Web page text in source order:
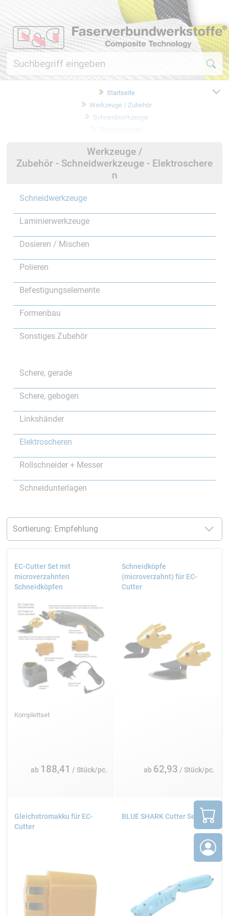
Startseite
Werkzeuge / Zubehör
Schneidwerkzeuge
Werkzeuge /
Zubehör - Schneidwerkzeuge - Elektroschere
n
Schneidwerkzeuge
Laminierwerkzeuge
Dosieren / Mischen
Polieren
Befestigungselemente
Formenbau
Sonstiges Zubehör
Schere, gerade
Schere, gebogen
Linkshänder
Elektroscheren
Rollschneider + Messer
Schneidunterlagen
EC-Cutter Set mit
microverzahnten
Schneidköpfen
Komplettset
ab 188,41 / Stück/pc.
Schneidköpfe
(microverzahnt) für EC-
Cutter
ab 62,93 / Stück/pc.
Gleichstromakku für EC-
Cutter
BLUE SHARK Cutter Set